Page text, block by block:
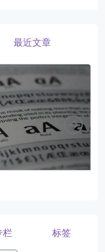
最近文章
向右
栏 标签